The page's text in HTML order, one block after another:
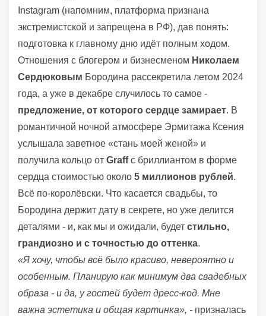
Instagram (напомним, платформа признана
экстремистской и запрещена в РФ), дав понять:
подготовка к главному дню идёт полным ходом.
Отношения с блогером и бизнесменом Николаем
Сердюковым Бородина рассекретила летом 2024
года, а уже в декабре случилось то самое -
предложение, от которого сердце замирает. В
романтичной ночной атмосфере Эрмитажа Ксения
услышала заветное «стань моей женой» и
получила кольцо от Graffс бриллиантом в форме
сердца стоимостью около 5 миллионов рублей.
Всё по-королёвски. Что касается свадьбы, то
Бородина держит дату в секрете, но уже делится
деталями - и, как мы и ожидали, будет стильно,
грандиозно и с точностью до оттенка.
«Я хочу, чтобы всё было красиво, невероятно и
особенным. Планирую как минимум два свадебных
образа - и да, у гостей будет дресс-код. Мне
важна эстетика и общая картинка», - призналась